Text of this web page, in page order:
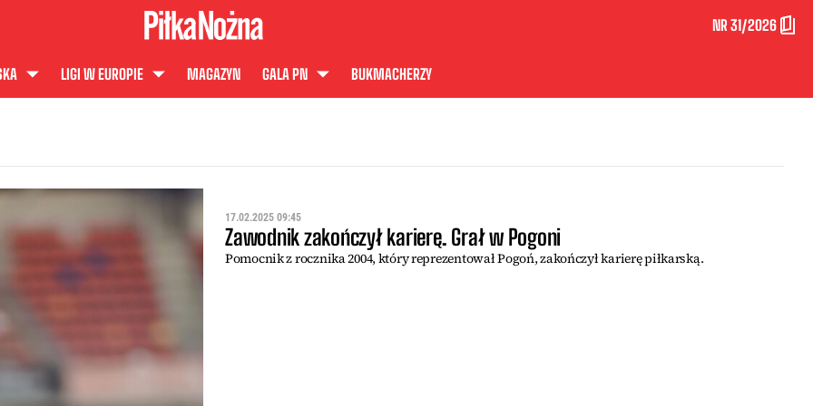
NR 31/2026
LIGI W EUROPIE MAGAZYN GALA PN BUKMACHERZY
17.02.2025 09:45
Zawodnik zakończył karierę. Grał w Pogoni
Pomocnik z rocznika 2004, który reprezentował Pogoń, zakończył karierę piłkarską.